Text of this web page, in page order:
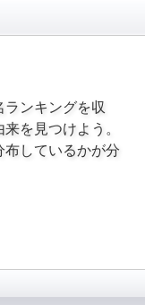
ンキングを収
を見つけよう。
しているかが分